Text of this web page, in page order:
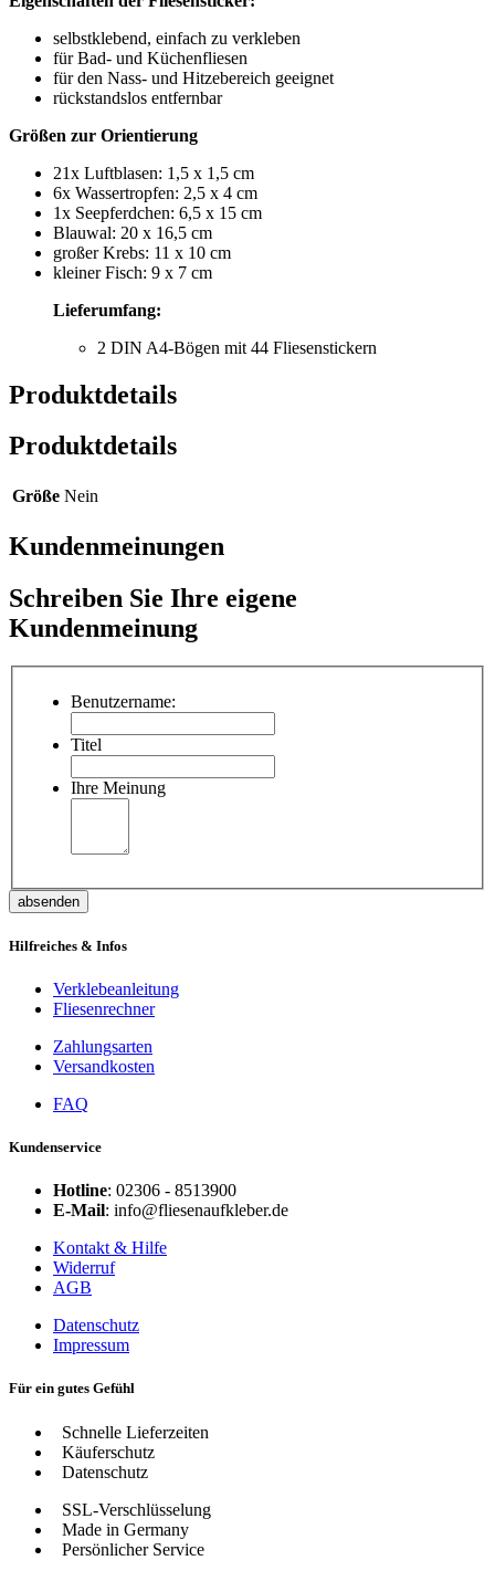
selbstklebend, einfach zu verkleben
für Bad- und Küchenfliesen
für den Nass- und Hitzebereich geeignet
rückstandslos entfernbar
Größen zur Orientierung
21x Luftblasen: 1,5 x 1,5 cm
6x Wassertropfen: 2,5 x 4 cm
1x Seepferdchen: 6,5 x 15 cm
Blauwal: 20 x 16,5 cm
großer Krebs: 11 x 10 cm
kleiner Fisch: 9 x 7 cm
Lieferumfang:
2 DIN A4-Bögen mit 44 Fliesenstickern
Produktdetails
Produktdetails
Größe Nein
Kundenmeinungen
Schreiben Sie Ihre eigene
Kundenmeinung
Benutzername:
Titel
Ihre Meinung
absenden
Hilfreiches & Infos
Verklebeanleitung
Fliesenrechner
Zahlungsarten
Versandkosten
FAQ
Kundenservice
Hotline: 02306 - 8513900
E-Mail: info@fliesenaufkleber.de
Kontakt & Hilfe
Widerruf
AGB
Datenschutz
Impressum
Für ein gutes Gefühl
Schnelle Lieferzeiten
Käuferschutz
Datenschutz
SSL-Verschlüsselung
Made in Germany
Persönlicher Service